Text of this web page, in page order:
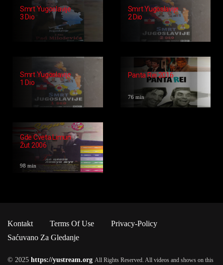
Smrt Yugoslavije
3 Dio
Smrt Yugoslavije
2 Dio
Smrt Yugoslavije
1 Dio
Panta Rei 2016
76 min
Gde Cveta Limun
Žut 2006
98 min
Kontakt Terms Of Use
Privacy-Policy
Saćuvano Za Gledanje
© 2025 https://yustream.org All Rights Reserved. All videos and shows on this